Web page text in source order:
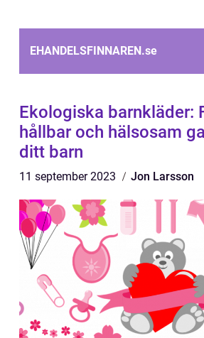
EHANDELSFINNAREN.se
Ekologiska barnkläder:
hållbar och hälsosam
ditt barn
11 september 2023 Jon Larsson